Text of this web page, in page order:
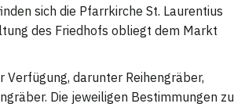
sich die Pfarrkirche St. Laurentius
des Friedhofs obliegt dem Markt
darunter Reihengräber,
Die jeweiligen Bestimmungen zu